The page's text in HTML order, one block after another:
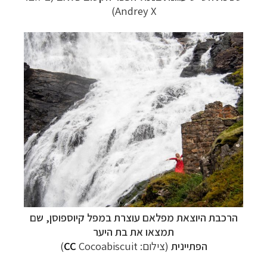
Andrey X)
הרכבת היוצאת מפלאם עוצרת במפל קיוספוסן, שם
תמצאו את בת היער
הפתיינית (צילום: CC Cocoabiscuit)